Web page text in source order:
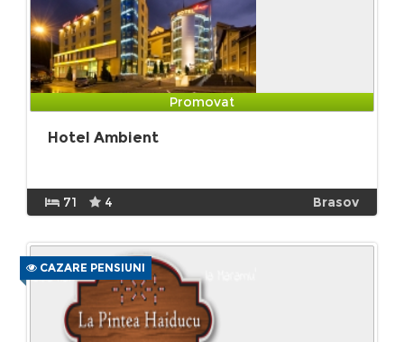
Promovat
Hotel Ambient
71 4 Brasov
CAZARE PENSIUNI